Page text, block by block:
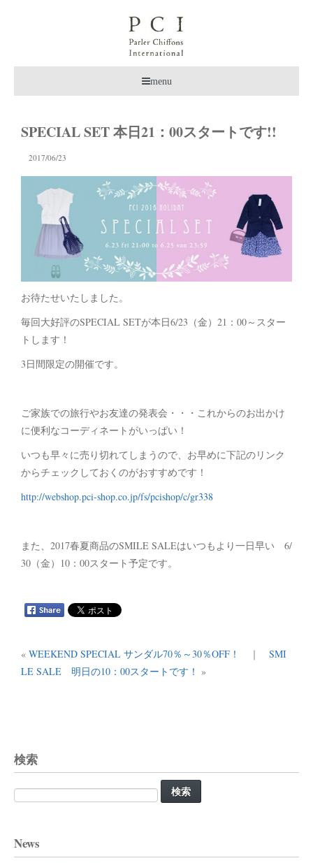
menu
SPECIAL SET 本日21：00スタートです!!
2017/06/23
お待たせいたしました。
毎回大好評のSPECIAL SETが本日6/23（金）21：00～スター
トします！
3日間限定の開催です。
ご家族での旅行やお友達の発表会・・・これからのお出かけ
に便利なコーディネートがいっぱい！
いつも早々に売り切れてしまうので、お早めに下記のリンク
からチェックしておくのがおすすめです！
http://webshop.pci-shop.co.jp/fs/pcishop/c/gr338
また、2017春夏商品のSMILE SALEはいつもより一日早い 6/
30（金）10：00スタート予定です。
« WEEKEND SPECIAL サンダル70％～30％OFF！ ｜ SMI
LE SALE 明日の10：00スタートです！ »
検索
検
索:
News